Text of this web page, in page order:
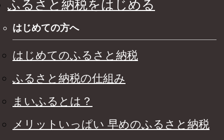
ふるさと納税をはじめる
はじめての方へ
はじめてのふるさと納税
ふるさと納税の仕組み
まいふるとは？
メリットいっぱい 早めのふるさと納税